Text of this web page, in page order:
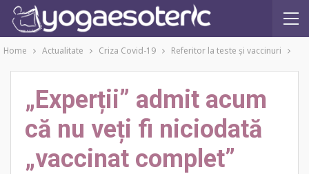
Home Actualitate Criza Covid-19 Referitor la teste şi vaccinuri
„Experții” admit acum
că nu veți fi niciodată
„vaccinat complet”